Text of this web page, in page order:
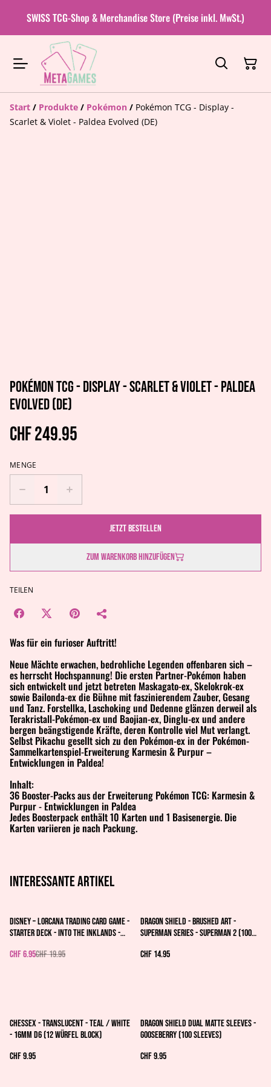
SWISS TCG-Shop & Merchandise Store (Preise inkl. MwSt.)
Start / Produkte / Pokémon / Pokémon TCG - Display -
Scarlet & Violet - Paldea Evolved (DE)
Pokémon TCG - Display - Scarlet & Violet - Paldea
Evolved (DE)
CHF 249.95
MENGE
Jetzt bestellen
Zum Warenkorb hinzufügen
TEILEN
Was für ein furioser Auftritt!
Neue Mächte erwachen, bedrohliche Legenden offenbaren sich –
es herrscht Hochspannung! Die ersten Partner-Pokémon haben
sich entwickelt und jetzt betreten Maskagato-ex, Skelokrok-ex
sowie Bailonda-ex die Bühne mit faszinierendem Zauber, Gesang
und Tanz. Forstellka, Laschoking und Dedenne glänzen derweil als
Terakristall-Pokémon-ex und Baojian-ex, Dinglu-ex und andere
bergen beängstigende Kräfte, deren Kontrolle viel Mut verlangt.
Selbst Pikachu gesellt sich zu den Pokémon-ex in der Pokémon-
Sammelkartenspiel-Erweiterung Karmesin & Purpur –
Entwicklungen in Paldea!
Inhalt:
36 Booster-Packs aus der Erweiterung Pokémon TCG: Karmesin &
Purpur - Entwicklungen in Paldea
Jedes Boosterpack enthält 10 Karten und 1 Basisenergie. Die
Karten variieren je nach Packung.
Interessante artikel
%
Disney – Lorcana Trading Card Game -
Starter Deck - Into the Inklands -
CHF 6.95CHF 19.95
Dragon Shield - Brushed Art -
Superman Series - Superman 2 (100
CHF 14.95
Chessex - Translucent - Teal / white
- 16mm d6 (12 Würfel Block)
CHF 9.95
Dragon Shield Dual Matte Sleeves -
Gooseberry (100 Sleeves)
CHF 9.95